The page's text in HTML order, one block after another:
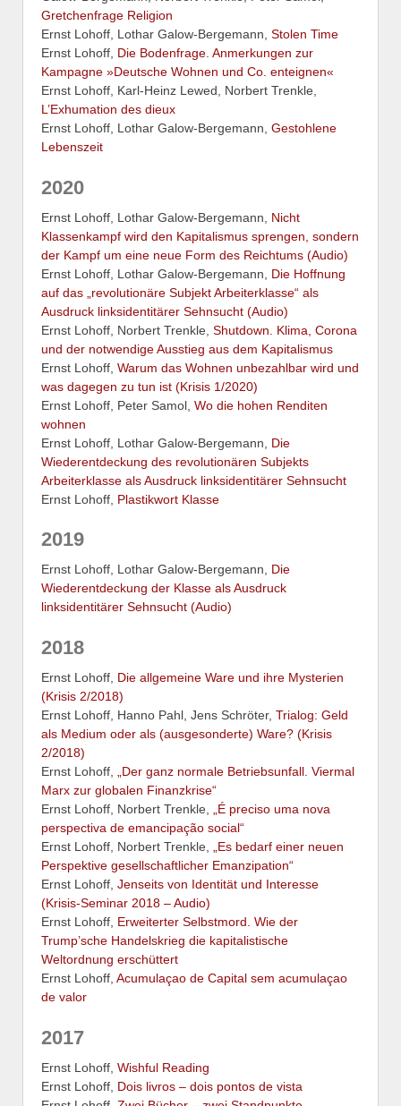
Gretchenfrage Religion
Ernst Lohoff, Lothar Galow-Bergemann, Stolen Time
Ernst Lohoff, Die Bodenfrage. Anmerkungen zur
Kampagne »Deutsche Wohnen und Co. enteignen«
Ernst Lohoff, Karl-Heinz Lewed, Norbert Trenkle,
L’Exhumation des dieux
Ernst Lohoff, Lothar Galow-Bergemann, Gestohlene
Lebenszeit
2020
Ernst Lohoff, Lothar Galow-Bergemann, Nicht
Klassenkampf wird den Kapitalismus sprengen, sondern
der Kampf um eine neue Form des Reichtums (Audio)
Ernst Lohoff, Lothar Galow-Bergemann, Die Hoffnung
auf das „revolutionäre Subjekt Arbeiterklasse“ als
Ausdruck linksidentitärer Sehnsucht (Audio)
Ernst Lohoff, Norbert Trenkle, Shutdown. Klima, Corona
und der notwendige Ausstieg aus dem Kapitalismus
Ernst Lohoff, Warum das Wohnen unbezahlbar wird und
was dagegen zu tun ist (Krisis 1/2020)
Ernst Lohoff, Peter Samol, Wo die hohen Renditen
wohnen
Ernst Lohoff, Lothar Galow-Bergemann, Die
Wiederentdeckung des revolutionären Subjekts
Arbeiterklasse als Ausdruck linksidentitärer Sehnsucht
Ernst Lohoff, Plastikwort Klasse
2019
Ernst Lohoff, Lothar Galow-Bergemann, Die
Wiederentdeckung der Klasse als Ausdruck
linksidentitärer Sehnsucht (Audio)
2018
Ernst Lohoff, Die allgemeine Ware und ihre Mysterien
(Krisis 2/2018)
Ernst Lohoff, Hanno Pahl, Jens Schröter, Trialog: Geld
als Medium oder als (ausgesonderte) Ware? (Krisis
2/2018)
Ernst Lohoff, „Der ganz normale Betriebsunfall. Viermal
Marx zur globalen Finanzkrise“
Ernst Lohoff, Norbert Trenkle, „É preciso uma nova
perspectiva de emancipação social“
Ernst Lohoff, Norbert Trenkle, „Es bedarf einer neuen
Perspektive gesellschaftlicher Emanzipation“
Ernst Lohoff, Jenseits von Identität und Interesse
(Krisis-Seminar 2018 – Audio)
Ernst Lohoff, Erweiterter Selbstmord. Wie der
Trump’sche Handelskrieg die kapitalistische
Weltordnung erschüttert
Ernst Lohoff, Acumulaçao de Capital sem acumulaçao
de valor
2017
Ernst Lohoff, Wishful Reading
Ernst Lohoff, Dois livros – dois pontos de vista